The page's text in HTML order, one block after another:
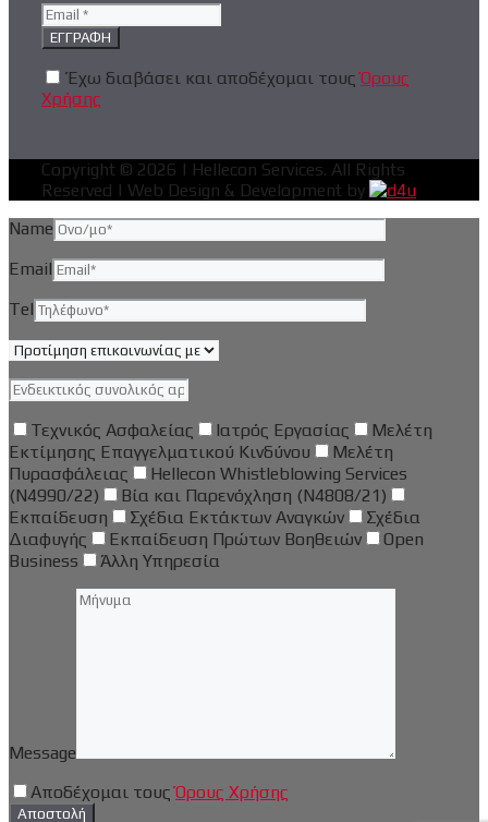
Έχω διαβάσει και αποδέχομαι τουςΌρους
Χρήσης
Copyright © 2026 | Hellecon Services. All Rights
Reserved | Web Design & Development by
Name
Email
Tel
Τεχνικός Ασφαλείας Ιατρός Εργασίας
Μελέτη
Εκτίμησης Επαγγελματικού Κινδύνου
Μελέτη
Πυρασφάλειας
Hellecon Whistleblowing Services
(N4990/22)
Βία και Παρενόχληση (Ν4808/21)
Εκπαίδευση
Σχέδια Εκτάκτων Αναγκών
Σχέδια
Διαφυγής
Εκπαίδευση Πρώτων Βοηθειών
Open
Business
Άλλη Υπηρεσία
Message
Αποδέχομαι τουςΌρους Χρήσης